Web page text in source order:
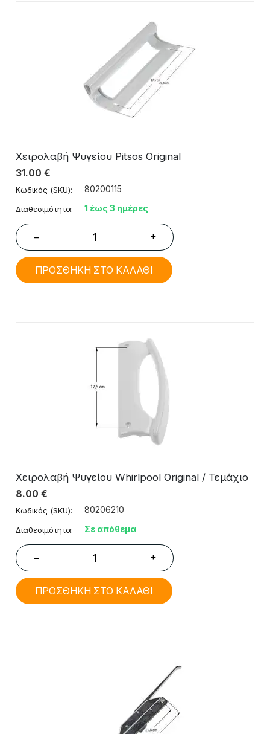
Χειρολαβή Ψυγείου Pitsos Original
31.00 €
Κωδικός (SKU): 80200115
Διαθεσιμότητα: 1 έως 3 ημέρες
− +
ΠΡΟΣΘΗΚΗ ΣΤΟ ΚΑΛΑΘΙ
Χειρολαβή Ψυγείου Whirlpool Original / Τεμάχιο
8.00 €
Κωδικός (SKU): 80206210
Διαθεσιμότητα: Σε απόθεμα
− +
ΠΡΟΣΘΗΚΗ ΣΤΟ ΚΑΛΑΘΙ